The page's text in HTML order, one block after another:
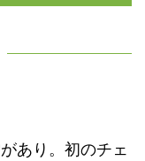
あり。初のチェ